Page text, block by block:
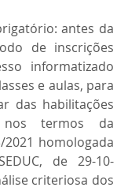
antes da
de inscrições
informatizado
e aulas, para
das habilitações
nos termos da
2021 homologada
de 29-10-
criteriosa dos